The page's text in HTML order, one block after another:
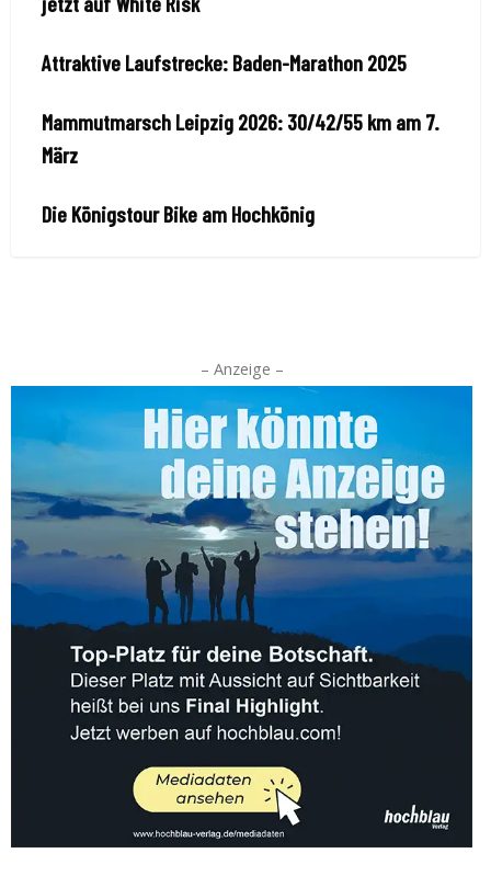
Attraktive Laufstrecke: Baden-Marathon 2025
Mammutmarsch Leipzig 2026: 30/42/55 km am 7.
März
Die Königstour Bike am Hochkönig
– Anzeige –